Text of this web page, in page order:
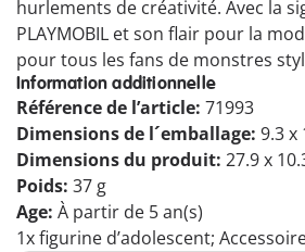
hurlements de créativité. Avec la
PLAYMOBIL et son flair pour la
pour tous les fans de monstres
Information additionnelle
Référence de l’article: 71993
Dimensions de l´emballage: 9.3 x
Dimensions du produit: 27.9 x
Poids: 37 g
Age: À partir de 5 an(s)
1x figurine d’adolescent;